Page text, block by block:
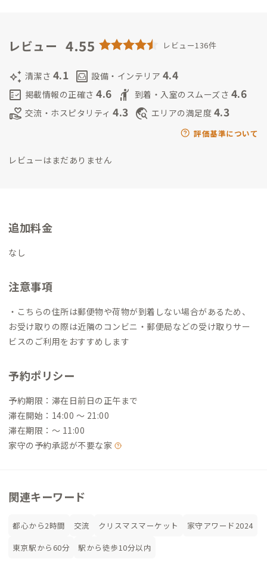
歩に行けたら楽しい”と考えて2021年10月よりADDress会員
貢献したいと考え、2022年8月から西八王子A邸家守になりまし
た。
その後、故郷に帰る機会を得て、この度、古淵A邸家守に異
動しました。 皆様が古淵で快適に、楽しく過ごせるよう、がん
ばります。ぜひいらっしゃってください。【サブ家守：ろびな】
神奈川県小田原育ち
きで気付いたら古淵シェアハウスのサブ管理人もしてました！
じで好奇心旺盛で新しい体験や知識を身に付ける事が大好きな
ので気が合うなって思って頂けたら気軽にお話しましょう！
守の大久保さんとも仲良しなのでよく会員さん達と皆で乾杯🍻
レビュー 4.55 レビュー136件
auto_awesome 清潔さ 4.1 living 設備・インテリア 4.4
fact_check 掲載情報の正確さ 4.6 hail 到着・入室のスムーズさ 4.6
volunteer_activism 交流・ホスピタリティ 4.3 travel_explore エリアの満足度 4.3
評価基準について
レビューはまだありません
追加料金
なし
注意事項
・こちらの住所は郵便物や荷物が到着しない場合があるため、
お受け取りの際は近隣のコンビニ・郵便局などの受け取りサー
ビスのご利用をおすすめします
予約ポリシー
予約期限：滞在日前日の正午まで
滞在開始：14:00 〜 21:00
滞在期限：〜 11:00
家守の予約承認が不要な家
関連キーワード
都心から2時間 交流 クリスマスマーケット
家守アワード2024
東京駅から60分
駅から徒歩10分以内